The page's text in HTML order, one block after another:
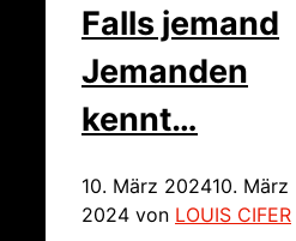
Falls jemand
Jemanden
kennt…
10. März 202410. März
2024 von LOUIS CIFER